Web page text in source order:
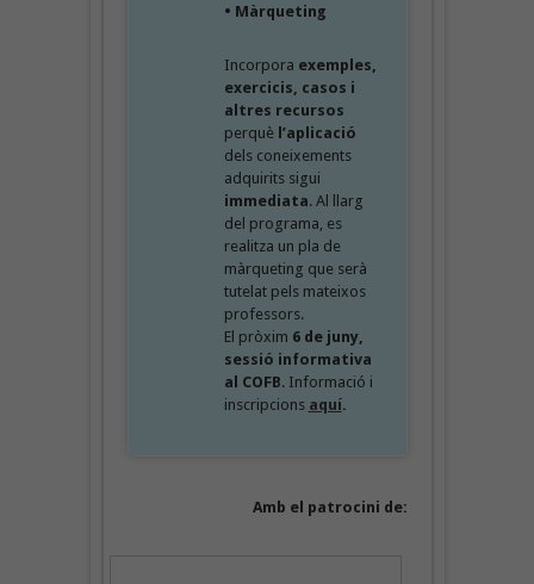
• Màrqueting
Incorpora exemples,
exercicis, casos i
altres recursos
perquèl’aplicació
dels coneixements
adquirits sigui
immediata. Al llarg
del programa, es
realitza un pla de
màrqueting que serà
tutelat pels mateixos
professors.
El pròxim 6 de juny,
sessió informativa
al COFB. Informació i
inscripcions aquí.
Amb el patrocini de: